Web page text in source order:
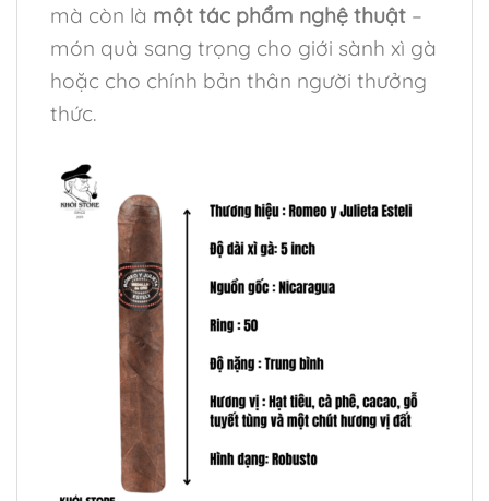
mà còn là một tác phẩm nghệ thuật –
món quà sang trọng cho giới sành xì gà
hoặc cho chính bản thân người thưởng
thức.